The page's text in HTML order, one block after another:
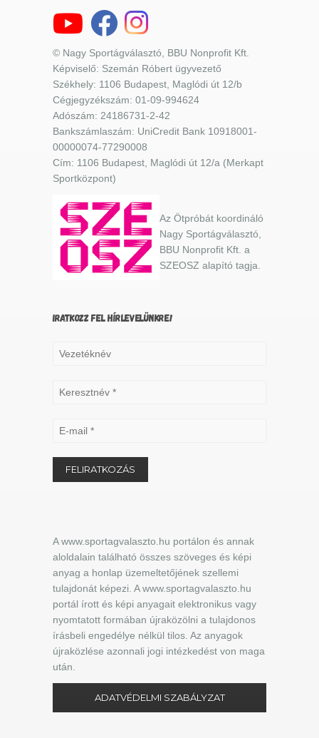
© Nagy Sportágválasztó, BBU Nonprofit Kft.
Képviselő: Szemán Róbert ügyvezető
Székhely: 1106 Budapest, Maglódi út 12/b
Cégjegyzékszám: 01-09-994624
Adószám: 24186731-2-42
Bankszámlaszám: UniCredit Bank 10918001-
00000074-77290008
Cím: 1106 Budapest, Maglódi út 12/a (Merkapt
Sportközpont)
Az Ötpróbát koordináló
Nagy Sportágválasztó,
BBU Nonprofit Kft. a
SZEOSZ alapító tagja.
IRATKOZZ FEL HÍRLEVELÜNKRE!
A www.sportagvalaszto.hu portálon és annak
aloldalain található összes szöveges és képi
anyag a honlap üzemeltetőjének szellemi
tulajdonát képezi. A www.sportagvalaszto.hu
portál írott és képi anyagait elektronikus vagy
nyomtatott formában újraközölni a tulajdonos
írásbeli engedélye nélkül tilos. Az anyagok
újraközlése azonnali jogi intézkedést von maga
után.
ADATVÉDELMI SZABÁLYZAT